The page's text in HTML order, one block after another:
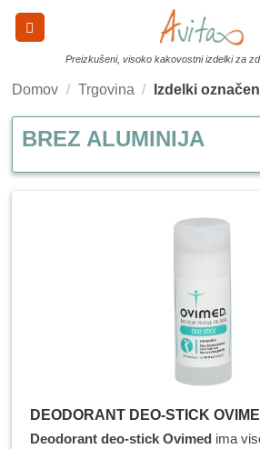
Skoči
Preizkušeni, visoko kakovostni izdelki za
Domov / Trgovina / Izdelki
BREZ ALUMINIJA
DEODORANT DEO-STICK
Deodorant deo-stick Ovimed ima